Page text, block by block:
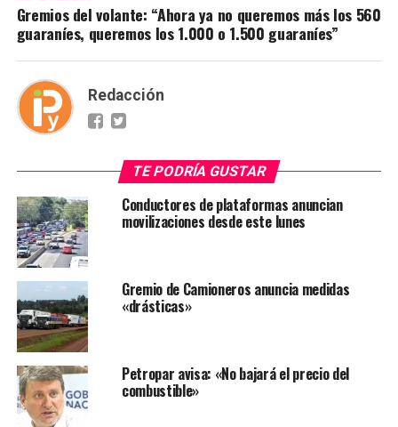
Gremios del volante: “Ahora ya no queremos más los 560
guaraníes, queremos los 1.000 o 1.500 guaraníes”
Redacción
TE PODRÍA GUSTAR
Conductores de plataformas anuncian
movilizaciones desde este lunes
Gremio de Camioneros anuncia medidas
«drásticas»
Petropar avisa: «No bajará el precio del
combustible»